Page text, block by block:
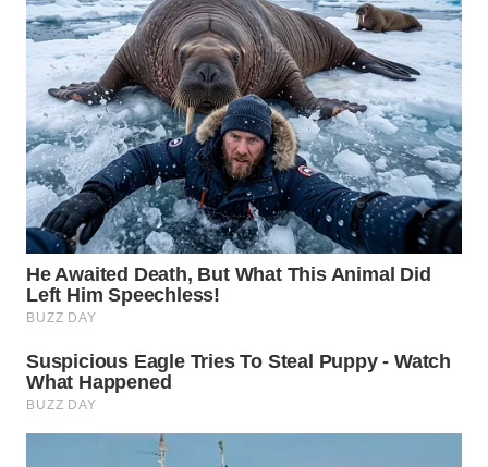
TEBING
TINGGI
WN
PAKPAK
WN
KARAWANG
WN
BEKASI
BOGOR
WN
DEPOK